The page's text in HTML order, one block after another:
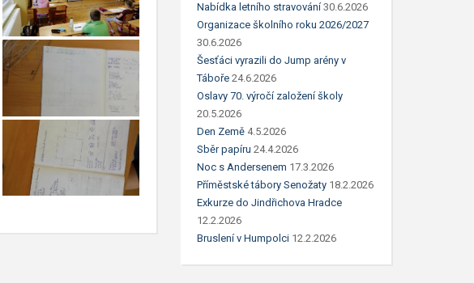
Nabídka letního stravování 30.6.2026
Organizace školního roku 2026/2027
30.6.2026
Šesťáci vyrazili do Jump arény v
Táboře 24.6.2026
Oslavy 70. výročí založení školy
20.5.2026
Den Země 4.5.2026
Sběr papíru 24.4.2026
Noc s Andersenem 17.3.2026
Příměstské tábory Senožaty 18.2.2026
Exkurze do Jindřichova Hradce
12.2.2026
Bruslení v Humpolci 12.2.2026